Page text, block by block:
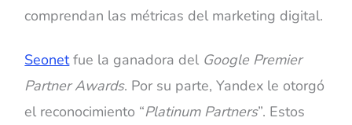
comprendan las métricas del marketing digital.
Seonetfue la ganadora del Google Premier
Partner Awards. Por su parte, Yandex le otorgó
el reconocimiento “Platinum Partners”. Estos